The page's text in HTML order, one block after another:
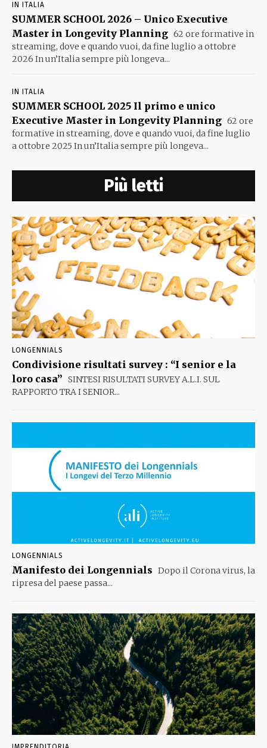
IN ITALIA
SUMMER SCHOOL 2026 – Unico Executive
Master in Longevity Planning 62 ore formative in
streaming, dove e quando vuoi, da fine luglio a ottobre
2026 In un’Italia sempre più longeva...
IN ITALIA
SUMMER SCHOOL 2025 Il primo e unico
Executive Master in Longevity Planning 62 ore
formative in streaming, dove e quando vuoi, da fine luglio
a ottobre 2025 In un’Italia sempre più longeva...
Più letti
LONGENNIALS
Condivisione risultati survey : “I senior e la
loro casa” SINTESI RISULTATI SURVEY A.L.I. SUL
RAPPORTO TRA I SENIOR...
LONGENNIALS
Manifesto dei Longennials Dopo il Corona virus, la
ripresa del paese passa...